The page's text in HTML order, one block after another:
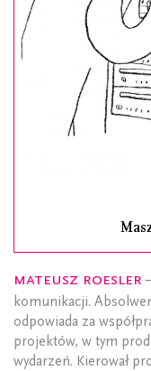
Mateusz Roesler
komunikacji.
odpowiada za
projektów, w tym
wydarzeń. Kierował